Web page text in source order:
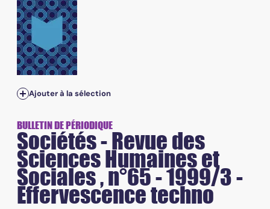
Ajouter à la sélection
BULLETIN DE PÉRIODIQUE
Sociétés - Revue des
Sciences Humaines et
Sociales , n°65 - 1999/3 -
Effervescence techno